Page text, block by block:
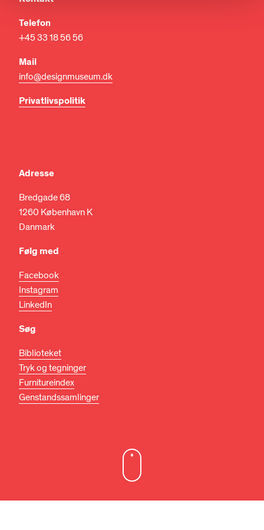
Telefon
+45 33 18 56 56
Mail
info@designmuseum.dk
Privatlivspolitik
Adresse
Bredgade 68
1260 København K
Danmark
Følg med
Facebook
Instagram
LinkedIn
Søg
Biblioteket
Tryk og tegninger
Furnitureindex
Genstandssamlinger